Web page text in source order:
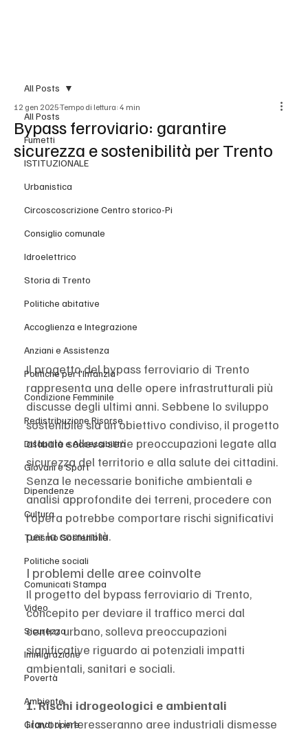
All Posts
Fumetti
ISTITUZIONALE
Urbanistica
Circoscoscrizione Centro storico-Pi
Consiglio comunale
Idroelettrico
Storia di Trento
Politiche abitative
Accoglienza e Integrazione
Anziani e Assistenza
Politiche per l'Infanzia
Condizione Femminile
Redistribuzione Risorse
Disabilità e Accessibilità
Giovani e Sport
Dipendenze
Cultura
Turismo Sostenibile
Politiche sociali
Comunicati Stampa
Video
Sicurezza
Immigrazione
Povertà
Ambiente
Grandi opere
All Posts
Bypass ferroviario: garantire
sicurezza e sostenibilità per Trento
12 gen 2025Tempo di lettura: 4 min
Il progetto del bypass ferroviario di Trento
rappresenta una delle opere infrastrutturali più
discusse degli ultimi anni. Sebbene lo sviluppo
sostenibile sia un obiettivo condiviso, il progetto
attuale solleva serie preoccupazioni legate alla
sicurezza del territorio e alla salute dei cittadini.
Senza le necessarie bonifiche ambientali e
analisi approfondite dei terreni, procedere con
l’opera potrebbe comportare rischi significativi
per la comunità.
I problemi delle aree coinvolte
Il progetto del bypass ferroviario di Trento,
concepito per deviare il traffico merci dal
centro urbano, solleva preoccupazioni
significative riguardo ai potenziali impatti
ambientali, sanitari e sociali.
1. Rischi idrogeologici e ambientali
I lavori interesseranno aree industriali dismesse